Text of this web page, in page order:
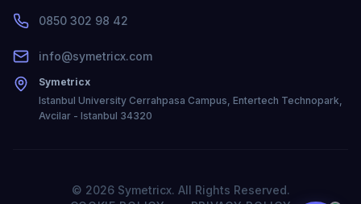
0850 302 98 42
info@symetricx.com
Symetricx
Istanbul University Cerrahpasa Campus, Entertech Technopark,
Avcilar - Istanbul 34320
© 2026 Symetricx. All Rights Reserved.